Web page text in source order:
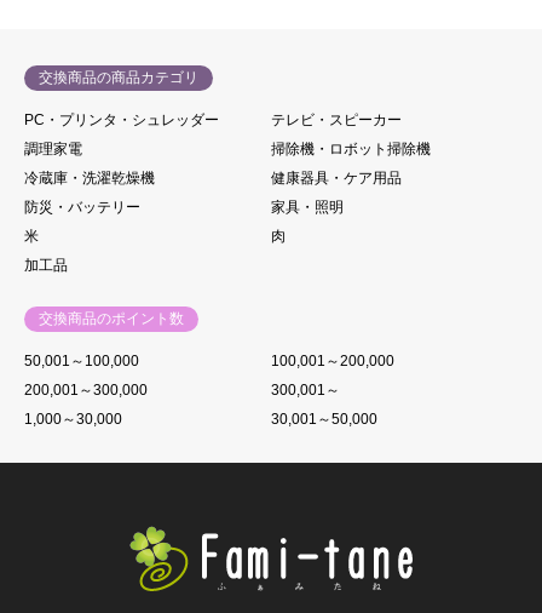
交換商品の商品カテゴリ
PC・プリンタ・シュレッダー
テレビ・スピーカー
調理家電
掃除機・ロボット掃除機
冷蔵庫・洗濯乾燥機
健康器具・ケア用品
防災・バッテリー
家具・照明
米
肉
加工品
交換商品のポイント数
50,001～100,000
100,001～200,000
200,001～300,000
300,001～
1,000～30,000
30,001～50,000